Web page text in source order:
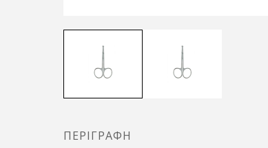
ΠΕΡΙΓΡΑΦΉ